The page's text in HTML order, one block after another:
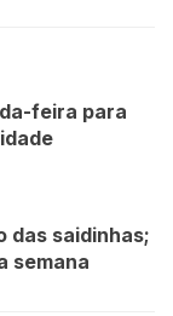
feira para
das saidinhas;
semana